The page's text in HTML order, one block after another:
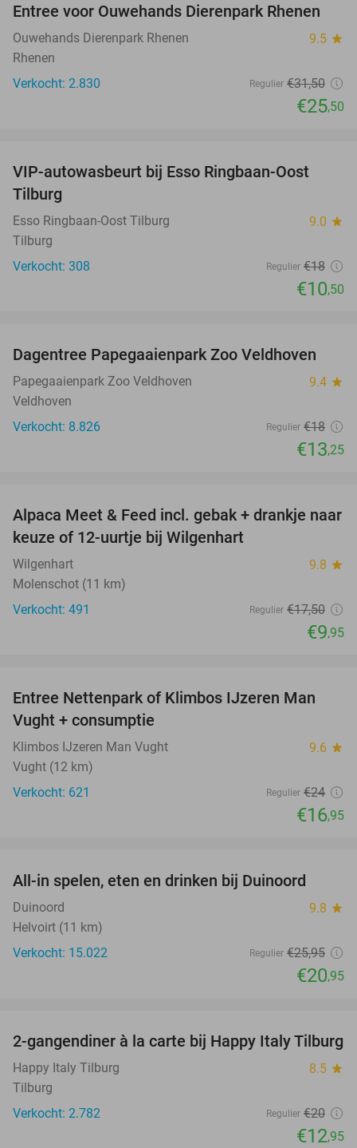
19%
Entree voor Ouwehands Dierenpark Rhenen
Ouwehands Dierenpark Rhenen 9.5 star
Rhenen
Verkocht: 2.830
Regulier €31,50
€25,50
42%
VIP-autowasbeurt bij Esso Ringbaan-Oost
Tilburg
Esso Ringbaan-Oost Tilburg 9.0 star
Tilburg
Verkocht: 308
Regulier €18
€10,50
26%
Dagentree Papegaaienpark Zoo Veldhoven
Papegaaienpark Zoo Veldhoven 9.4 star
Veldhoven
Verkocht: 8.826
Regulier €18
€13,25
43%
Alpaca Meet & Feed incl. gebak + drankje naar
keuze of 12-uurtje bij Wilgenhart
Wilgenhart 9.8 star
Molenschot (11 km)
Verkocht: 491
Regulier €17,50
€9,95
29%
Entree Nettenpark of Klimbos IJzeren Man
Vught + consumptie
Klimbos IJzeren Man Vught 9.6 star
Vught (12 km)
Verkocht: 621
Regulier €24
€16,95
All-in spelen, eten en drinken bij Duinoord
Duinoord 9.8 star
Helvoirt (11 km)
Verkocht: 15.022
Regulier €25,95
€20,95
35%
2-gangendiner à la carte bij Happy Italy Tilburg
Happy Italy Tilburg 8.5 star
Tilburg
Verkocht: 2.782
Regulier €20
€12,95